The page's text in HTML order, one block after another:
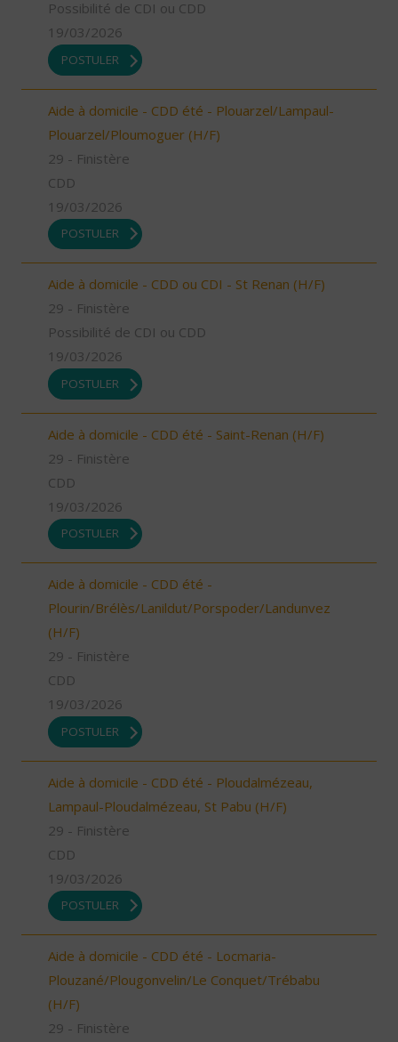
Possibilité de CDI ou CDD
19/03/2026
POSTULER
Aide à domicile - CDD été - Plouarzel/Lampaul-
Plouarzel/Ploumoguer (H/F)
29 - Finistère
CDD
19/03/2026
POSTULER
Aide à domicile - CDD ou CDI - St Renan (H/F)
29 - Finistère
Possibilité de CDI ou CDD
19/03/2026
POSTULER
Aide à domicile - CDD été - Saint-Renan (H/F)
29 - Finistère
CDD
19/03/2026
POSTULER
Aide à domicile - CDD été -
Plourin/Brélès/Lanildut/Porspoder/Landunvez
(H/F)
29 - Finistère
CDD
19/03/2026
POSTULER
Aide à domicile - CDD été - Ploudalmézeau,
Lampaul-Ploudalmézeau, St Pabu (H/F)
29 - Finistère
CDD
19/03/2026
POSTULER
Aide à domicile - CDD été - Locmaria-
Plouzané/Plougonvelin/Le Conquet/Trébabu
(H/F)
29 - Finistère